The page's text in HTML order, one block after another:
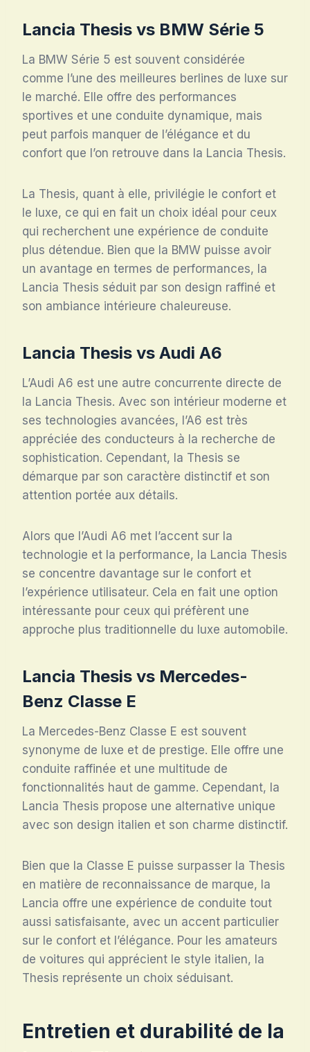
Lancia Thesis vs BMW Série 5
La BMW Série 5 est souvent considérée
comme l’une des meilleures berlines de luxe sur
le marché. Elle offre des performances
sportives et une conduite dynamique, mais
peut parfois manquer de l’élégance et du
confort que l’on retrouve dans la Lancia Thesis.
La Thesis, quant à elle, privilégie le confort et
le luxe, ce qui en fait un choix idéal pour ceux
qui recherchent une expérience de conduite
plus détendue. Bien que la BMW puisse avoir
un avantage en termes de performances, la
Lancia Thesis séduit par son design raffiné et
son ambiance intérieure chaleureuse.
Lancia Thesis vs Audi A6
L’Audi A6 est une autre concurrente directe de
la Lancia Thesis. Avec son intérieur moderne et
ses technologies avancées, l’A6 est très
appréciée des conducteurs à la recherche de
sophistication. Cependant, la Thesis se
démarque par son caractère distinctif et son
attention portée aux détails.
Alors que l’Audi A6 met l’accent sur la
technologie et la performance, la Lancia Thesis
se concentre davantage sur le confort et
l’expérience utilisateur. Cela en fait une option
intéressante pour ceux qui préfèrent une
approche plus traditionnelle du luxe automobile.
Lancia Thesis vs Mercedes-
Benz Classe E
La Mercedes-Benz Classe E est souvent
synonyme de luxe et de prestige. Elle offre une
conduite raffinée et une multitude de
fonctionnalités haut de gamme. Cependant, la
Lancia Thesis propose une alternative unique
avec son design italien et son charme distinctif.
Bien que la Classe E puisse surpasser la Thesis
en matière de reconnaissance de marque, la
Lancia offre une expérience de conduite tout
aussi satisfaisante, avec un accent particulier
sur le confort et l’élégance. Pour les amateurs
de voitures qui apprécient le style italien, la
Thesis représente un choix séduisant.
Entretien et durabilité de la